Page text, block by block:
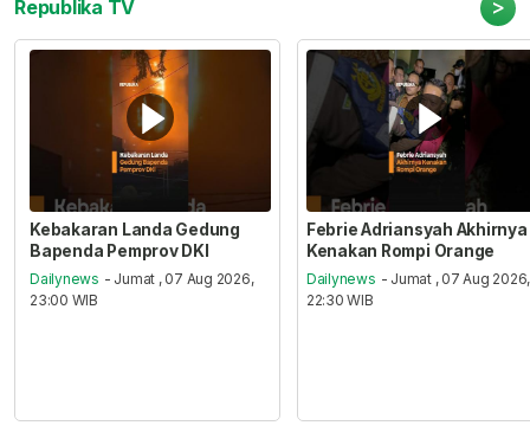
Republika TV >
Kebakaran Landa Gedung
Bapenda Pemprov DKI
Dailynews - Jumat , 07 Aug 2026,
23:00 WIB
Febrie Adriansyah Akhirnya
Kenakan Rompi Orange
Dailynews - Jumat , 07 Aug 2026,
22:30 WIB